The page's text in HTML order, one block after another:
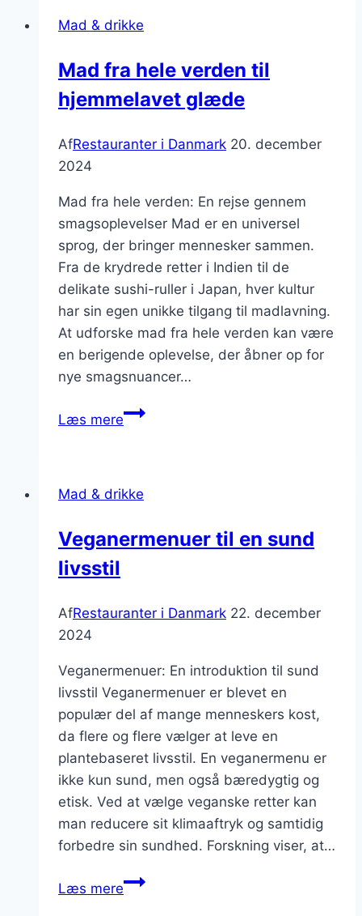
Mad & drikke
Mad fra hele verden til
hjemmelavet glæde
AfRestauranter i Danmark 20. december
2024
Mad fra hele verden: En rejse gennem
smagsoplevelser Mad er en universel
sprog, der bringer mennesker sammen.
Fra de krydrede retter i Indien til de
delikate sushi-ruller i Japan, hver kultur
har sin egen unikke tilgang til madlavning.
At udforske mad fra hele verden kan være
en berigende oplevelse, der åbner op for
nye smagsnuancer…
Læs mereMad
til
glæde
Mad & drikke
Veganermenuer til en sund
livsstil
AfRestauranter i Danmark 22. december
2024
Veganermenuer: En introduktion til sund
livsstil Veganermenuer er blevet en
populær del af mange menneskers kost,
da flere og flere vælger at leve en
plantebaseret livsstil. En veganermenu er
ikke kun sund, men også bæredygtig og
etisk. Ved at vælge veganske retter kan
man reducere sit klimaaftryk og samtidig
forbedre sin sundhed. Forskning viser, at…
Læs mereVeganermenuer